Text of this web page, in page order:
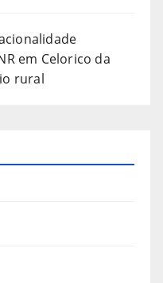
em Celorico da
rural